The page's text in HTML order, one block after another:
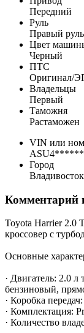
Передний
Руль
Правый руль
Цвет
Черный
ПТС
Оригинал/
Владельцы
Первый
Таможня
Растаможен
VIN или
Город
Комментарий
Toyota Harrier 2.0
кроссовер с
Основные
· Двигатель: 2.0
бензиновый,
· Коробка
· Комплектация:
· Количество